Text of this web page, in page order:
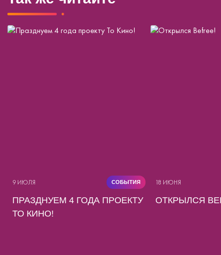
9 ИЮЛЯ СОБЫТИЯ
ПРАЗДНУЕМ 4 ГОДА ПРОЕКТУ
ТО КИНО!
18 ИЮНЯ
ОТКРЫЛСЯ